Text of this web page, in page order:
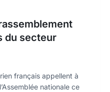
du secteur
français appellent à
nationale ce